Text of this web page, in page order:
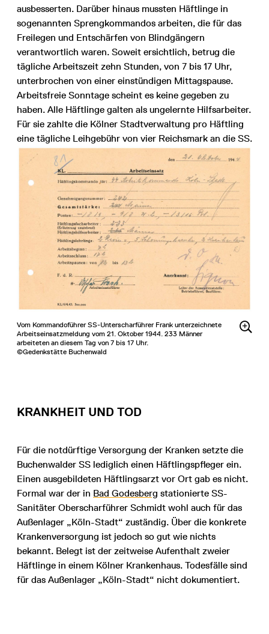
Vom Kommandoführer SS-Unterscharführer Frank unterzeichnete
Arbeitseinsatzmeldung vom 21. Oktober 1944. 233 Männer
arbeiteten an diesem Tag von 7 bis 17 Uhr.
©Gedenkstätte Buchenwald
ausbesserten. Darüber hinaus mussten Häftlinge in
sogenannten Sprengkommandos arbeiten, die für das
Freilegen und Entschärfen von Blindgängern
verantwortlich waren. Soweit ersichtlich, betrug die
tägliche Arbeitszeit zehn Stunden, von 7 bis 17 Uhr,
unterbrochen von einer einstündigen Mittagspause.
Arbeitsfreie Sonntage scheint es keine gegeben zu
haben. Alle Häftlinge galten als ungelernte Hilfsarbeiter.
Für sie zahlte die Kölner Stadtverwaltung pro Häftling
eine tägliche Leihgebühr von vier Reichsmark an die SS.
KRANKHEIT UND TOD
Für die notdürftige Versorgung der Kranken setzte die
Buchenwalder SS lediglich einen Häftlingspfleger ein.
Einen ausgebildeten Häftlingsarzt vor Ort gab es nicht.
Formal war der in Bad Godesberg stationierte SS-
Sanitäter Oberscharführer Schmidt wohl auch für das
Außenlager „Köln-Stadt“ zuständig. Über die konkrete
Krankenversorgung ist jedoch so gut wie nichts
bekannt. Belegt ist der zeitweise Aufenthalt zweier
Häftlinge in einem Kölner Krankenhaus. Todesfälle sind
für das Außenlager „Köln-Stadt“ nicht dokumentiert.